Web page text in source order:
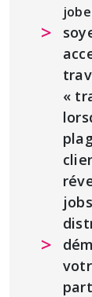
«